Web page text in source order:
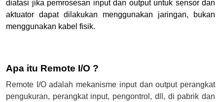
diatasi jika pemrosesan input dan output untuk sensor dan
aktuator dapat dilakukan menggunakan jaringan, bukan
menggunakan kabel fisik.
Apa itu Remote I/O ?
Remote I/O adalah mekanisme input dan output perangkat
pengukuran, perangkat input, pengontrol, dll, di pabrik dan